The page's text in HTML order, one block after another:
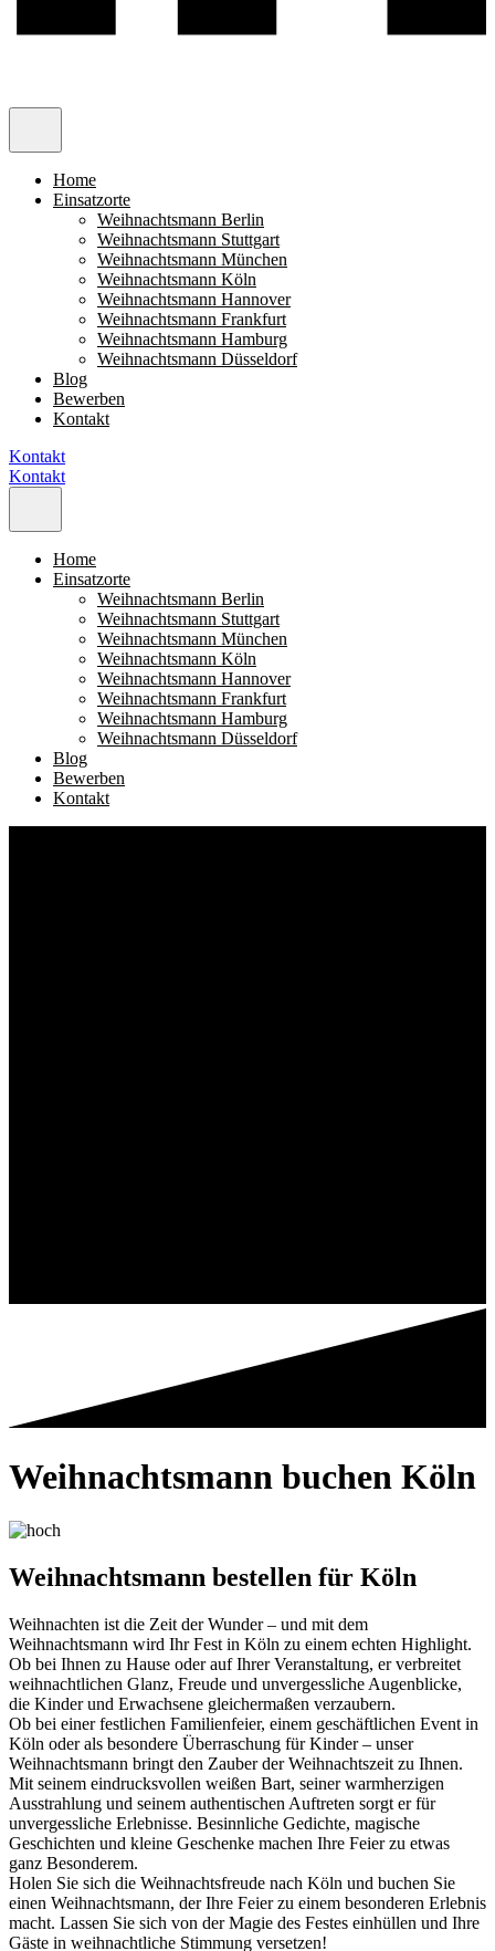
Home
Einsatzorte
Weihnachtsmann Berlin
Weihnachtsmann Stuttgart
Weihnachtsmann München
Weihnachtsmann Köln
Weihnachtsmann Hannover
Weihnachtsmann Frankfurt
Weihnachtsmann Hamburg
Weihnachtsmann Düsseldorf
Blog
Bewerben
Kontakt
Kontakt
Kontakt
Home
Einsatzorte
Weihnachtsmann Berlin
Weihnachtsmann Stuttgart
Weihnachtsmann München
Weihnachtsmann Köln
Weihnachtsmann Hannover
Weihnachtsmann Frankfurt
Weihnachtsmann Hamburg
Weihnachtsmann Düsseldorf
Blog
Bewerben
Kontakt
Weihnachtsmann buchen Köln
Weihnachtsmann bestellen für Köln
Weihnachten ist die Zeit der Wunder – und mit dem
Weihnachtsmann wird Ihr Fest in Köln zu einem echten Highlight.
Ob bei Ihnen zu Hause oder auf Ihrer Veranstaltung, er verbreitet
weihnachtlichen Glanz, Freude und unvergessliche Augenblicke,
die Kinder und Erwachsene gleichermaßen verzaubern.
Ob bei einer festlichen Familienfeier, einem geschäftlichen Event in
Köln oder als besondere Überraschung für Kinder – unser
Weihnachtsmann bringt den Zauber der Weihnachtszeit zu Ihnen.
Mit seinem eindrucksvollen weißen Bart, seiner warmherzigen
Ausstrahlung und seinem authentischen Auftreten sorgt er für
unvergessliche Erlebnisse. Besinnliche Gedichte, magische
Geschichten und kleine Geschenke machen Ihre Feier zu etwas
ganz Besonderem.
Holen Sie sich die Weihnachtsfreude nach Köln und buchen Sie
einen Weihnachtsmann, der Ihre Feier zu einem besonderen Erlebnis
macht. Lassen Sie sich von der Magie des Festes einhüllen und Ihre
Gäste in weihnachtliche Stimmung versetzen!